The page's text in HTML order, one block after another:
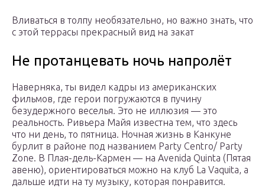
Вливаться в толпу необязательно, но важно знать, что
с этой террасы прекрасный вид на закат
Не протанцевать ночь напролёт
Наверняка, ты видел кадры из американских
фильмов, где герои погружаются в пучину
безудержного веселья. Это не иллюзия — это
реальность. Ривьера Майя известна тем, что здесь
что ни день, то пятница. Ночная жизнь в Канкуне
бурлит в районе под названием Party Centro/ Party
Zone. В Плая-дель-Кармен — на Avenida Quinta (Пятая
авеню), ориентироваться можно на клуб La Vaquita, а
дальше идти на ту музыку, которая понравится.